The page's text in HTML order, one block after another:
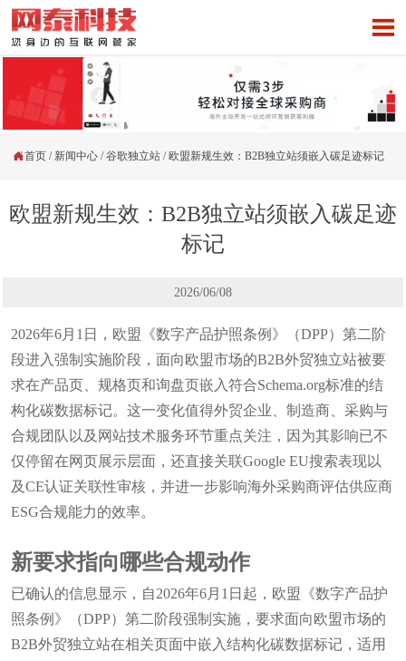

首页 / 新闻中心 /谷歌独立站 / 欧盟新规生效：B2B独立站须嵌入碳足迹标记
欧盟新规生效：B2B独立站须嵌入碳足迹
标记
2026/06/08
2026年6月1日，欧盟《数字产品护照条例》（DPP）第二阶
段进入强制实施阶段，面向欧盟市场的B2B外贸独立站被要
求在产品页、规格页和询盘页嵌入符合Schema.org标准的结
构化碳数据标记。这一变化值得外贸企业、制造商、采购与
合规团队以及网站技术服务环节重点关注，因为其影响已不
仅停留在网页展示层面，还直接关联Google EU搜索表现以
及CE认证关联性审核，并进一步影响海外采购商评估供应商
ESG合规能力的效率。
新要求指向哪些合规动作
已确认的信息显示，自2026年6月1日起，欧盟《数字产品护
照条例》（DPP）第二阶段强制实施，要求面向欧盟市场的
B2B外贸独立站在相关页面中嵌入结构化碳数据标记，适用